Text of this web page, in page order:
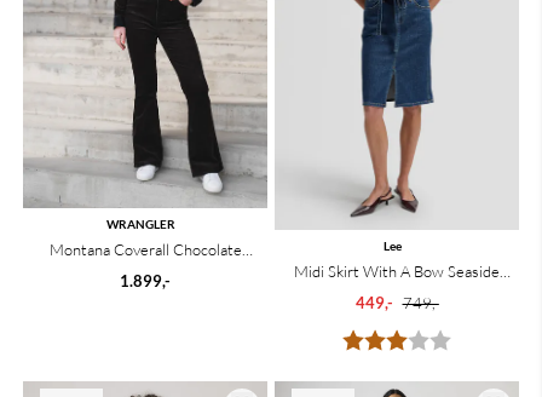
WRANGLER
Montana Coverall Chocolate
Torte
1.899,-
Karakter:
Lee
Midi Skirt With A Bow Seaside
Trip
449,- 749,-